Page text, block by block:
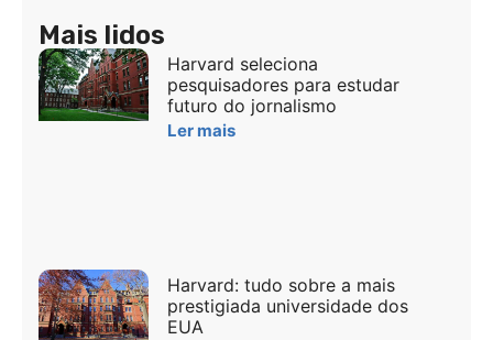
Mais lidos
Harvard seleciona
pesquisadores para estudar
futuro do jornalismo
Ler mais
Harvard: tudo sobre a mais
prestigiada universidade dos
EUA